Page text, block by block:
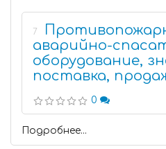
7
аварийно-
оборудование,
поставка,
0
Подробнее...